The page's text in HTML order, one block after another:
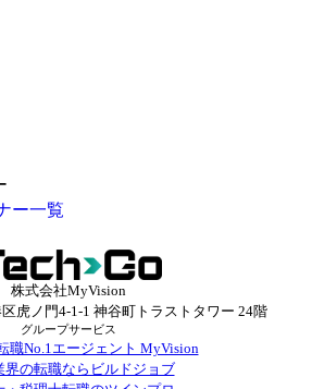
ー一覧
株式会社MyVision
虎ノ門4-1-1 神谷町トラストタワー 24階
グループサービス
職No.1エージェント MyVision
界の転職ならビルドジョブ